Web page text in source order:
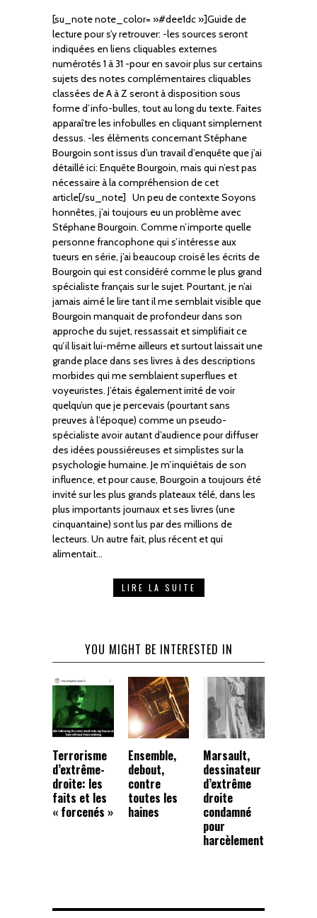
[su_note note_color= »#dee1dc »]Guide de
lecture pour s’y retrouver: -les sources seront
indiquées en liens cliquables externes
numérotés 1 à 31 -pour en savoir plus sur certains
sujets des notes complémentaires cliquables
classées de A à Z seront à disposition sous
forme d’info-bulles, tout au long du texte. Faites
apparaître les infobulles en cliquant simplement
dessus. -les élèments concernant Stéphane
Bourgoin sont issus d’un travail d’enquête que j’ai
détaillé ici: Enquête Bourgoin, mais qui n’est pas
nécessaire à la compréhension de cet
article[/su_note] Un peu de contexte Soyons
honnêtes, j’ai toujours eu un problème avec
Stéphane Bourgoin. Comme n’importe quelle
personne francophone qui s’intéresse aux
tueurs en série, j’ai beaucoup croisé les écrits de
Bourgoin qui est considéré comme le plus grand
spécialiste français sur le sujet. Pourtant, je n’ai
jamais aimé le lire tant il me semblait visible que
Bourgoin manquait de profondeur dans son
approche du sujet, ressassait et simplifiait ce
qu’il lisait lui-même ailleurs et surtout laissait une
grande place dans ses livres à des descriptions
morbides qui me semblaient superflues et
voyeuristes. J’étais également irrité de voir
quelqu’un que je percevais (pourtant sans
preuves à l’époque) comme un pseudo-
spécialiste avoir autant d’audience pour diffuser
des idées poussiéreuses et simplistes sur la
psychologie humaine. Je m’inquiétais de son
influence, et pour cause, Bourgoin a toujours été
invité sur les plus grands plateaux télé, dans les
plus importants journaux et ses livres (une
cinquantaine) sont lus par des millions de
lecteurs. Un autre fait, plus récent et qui
alimentait…
LIRE LA SUITE
YOU MIGHT BE INTERESTED IN
Terrorisme
d’extrême-
droite: les
faits et les
« forcenés »
Ensemble,
debout,
contre
toutes les
haines
Marsault,
dessinateur
d’extrême
droite
condamné
pour
harcèlement